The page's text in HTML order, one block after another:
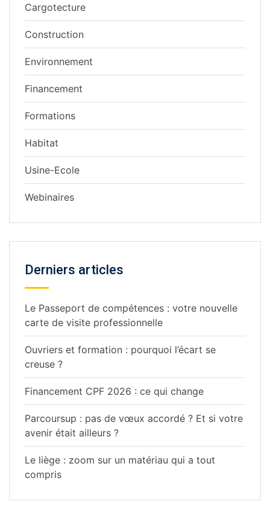
Cargotecture
Construction
Environnement
Financement
Formations
Habitat
Usine-Ecole
Webinaires
Derniers articles
Le Passeport de compétences : votre nouvelle
carte de visite professionnelle
Ouvriers et formation : pourquoi l’écart se
creuse ?
Financement CPF 2026 : ce qui change
Parcoursup : pas de vœux accordé ? Et si votre
avenir était ailleurs ?
Le liège : zoom sur un matériau qui a tout
compris